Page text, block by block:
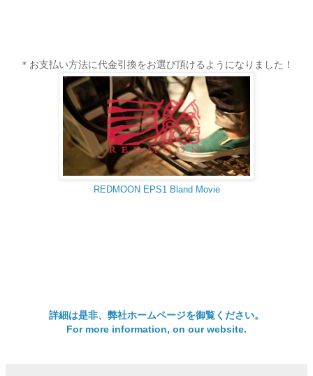
＊お支払い方法に代金引換をお選び頂けるようになりました！
REDMOON EPS1 Bland Movie
詳細は是非、弊社ホームページを御覧ください。
For more information, on our website.